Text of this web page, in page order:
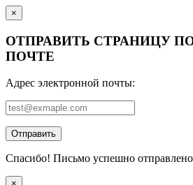
×
ОТПРАВИТЬ СТРАНИЦУ
ПОЧТЕ
Адрес электронной почты:
Отправить
Спасибо! Письмо успешно